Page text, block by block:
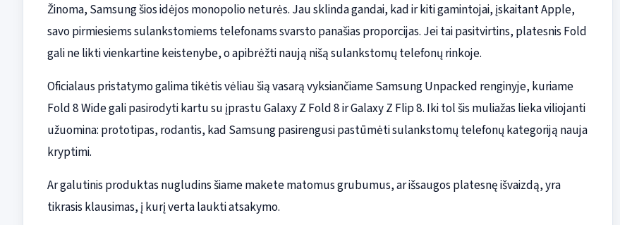
Žinoma, Samsung šios idėjos monopolio neturės. Jau sklinda gandai, kad ir kiti gamintojai, įskaitant Apple,
savo pirmiesiems sulankstomiems telefonams svarsto panašias proporcijas. Jei tai pasitvirtins, platesnis Fold
gali ne likti vienkartine keistenybe, o apibrėžti naują nišą sulankstomų telefonų rinkoje.
Oficialaus pristatymo galima tikėtis vėliau šią vasarą vyksiančiame Samsung Unpacked renginyje, kuriame
Fold 8 Wide gali pasirodyti kartu su įprastu Galaxy Z Fold 8 ir Galaxy Z Flip 8. Iki tol šis muliažas lieka viliojanti
užuomina: prototipas, rodantis, kad Samsung pasirengusi pastūmėti sulankstomų telefonų kategoriją nauja
kryptimi.
Ar galutinis produktas nugludins šiame makete matomus grubumus, ar išsaugos platesnę išvaizdą, yra
tikrasis klausimas, į kurį verta laukti atsakymo.